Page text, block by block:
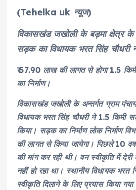
(Tehelka uk न्यूज)
विकासखंड जखोली के बड़मा क्षेत्र के
सड़क का विधायक भरत सिंह चौधरी
₹ 57.90 लाख की लागत से होगा 1.5
का निर्माण।
विकासखंड जखोली के अन्तर्गत ग्राम
विधायक भरत सिंह चौधरी ने 1.5 किमी
किया। सड़क का निर्माण लोक निर्माण
की लागत से किया जायेगा। पिछले 10
की मांग कर रही थी। वन स्वीकृति में
नहीं हो रहा था। स्थानीय विधायक भरत
स्वीकृति दिलाने के लिए प्रयास किया